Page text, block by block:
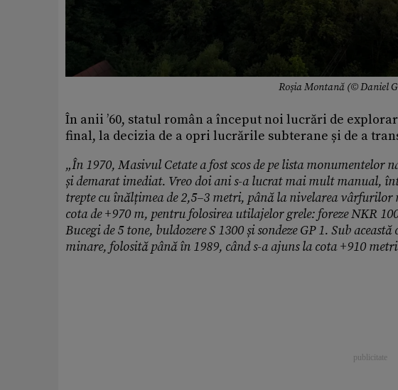
Roșia Montană (© Daniel
În anii ’60, statul român a început noi lucrări de
final, la decizia de a opri lucrările subterane și de a
„În 1970, Masivul Cetate a fost scos de pe lista monumentelor
și demarat imediat. Vreo doi ani s-a lucrat mai mult manual,
trepte cu înălțimea de 2,5–3 metri, până la nivelarea
cota de +970 m, pentru folosirea utilajelor grele: foreze NKR
Bucegi de 5 tone, buldozere S 1300 și sondeze GP 1. Sub
minare, folosită până în 1989, când s-a ajuns la cota +910